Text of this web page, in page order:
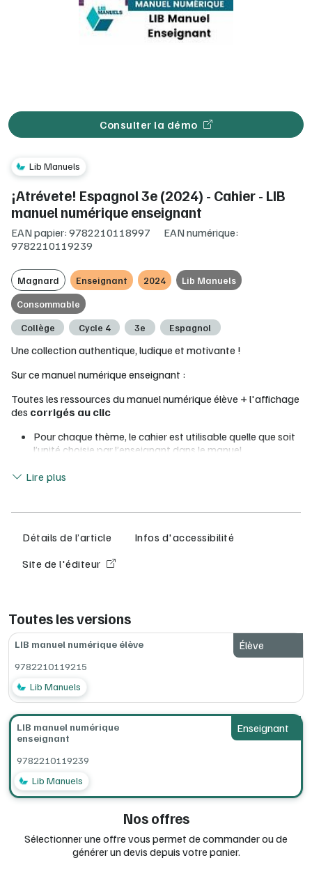
Consulter la démo
Lib Manuels
¡Atrévete! Espagnol 3e (2024) - Cahier - LIB
manuel numérique enseignant
EAN papier: 9782210118997
EAN numérique:
9782210119239
Magnard Enseignant 2024
Lib Manuels
Consommable
Collège
Cycle 4 3e Espagnol
Une collection authentique, ludique et motivante !
Sur ce manuel numérique enseignant :
Toutes les ressources du manuel numérique élève + l'affichage
des corrigés au clic
Pour chaque thème, le cahier est utilisable quelle que soit
l’unité choisie par l’enseignant dans le manuel
l’autonomie
Des évaluations de CO, EE, EO à partir de documents
Despages de méthodologieavec des cas pratiques et
Une rubrique « Mi año de español
Lire plus
Détails de l’article
Infos d'accessibilité
Site de l'éditeur
Toutes les versions
Élève
LIB manuel numérique élève
9782210119215
Lib Manuels
Enseignant
LIB manuel numérique
enseignant
9782210119239
Lib Manuels
Nos offres
Sélectionner une offre vous permet de commander ou de
générer un devis depuis votre panier.